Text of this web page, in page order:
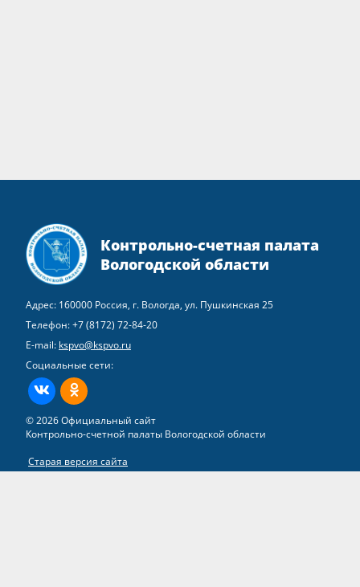
Контрольно-счетная палата
Вологодской области
Адрес: 160000 Россия, г. Вологда, ул. Пушкинская 25
Телефон:+7 (8172) 72-84-20
E-mail: kspvo@kspvo.ru
Социальные сети:
ВКонтактеОдноклассники
© 2026 Официальный сайт
Контрольно-счетной палаты Вологодской области
Старая версия сайта